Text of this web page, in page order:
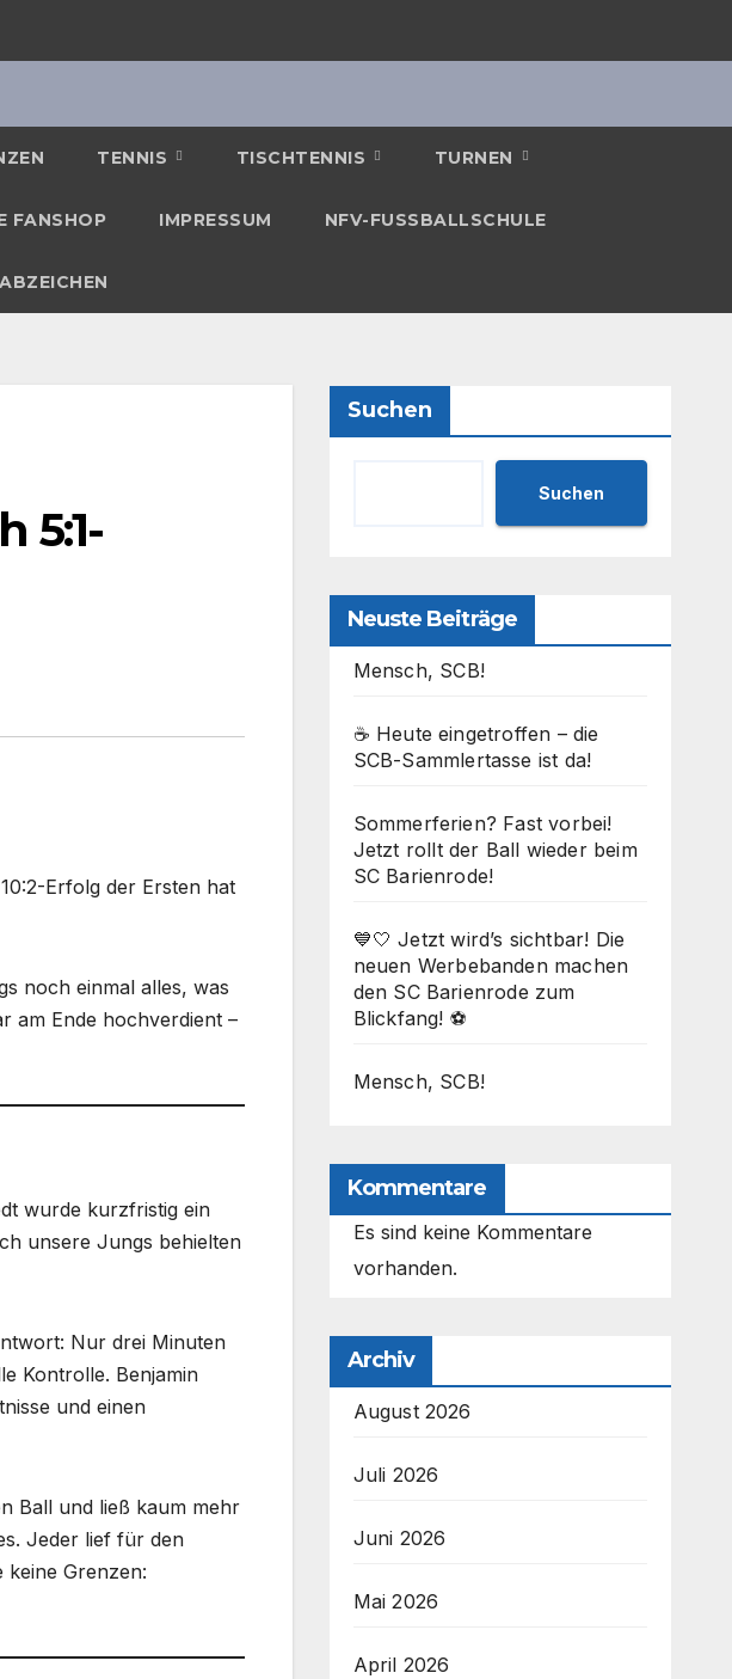
TENNIS TISCHTENNIS TURNEN
FANSHOP IMPRESSUM NFV-FUSSBALLSCHULE
5:1-
Erfolg der Ersten hat
noch einmal alles, was
am Ende hochverdient –
wurde kurzfristig ein
unsere Jungs behielten
Nur drei Minuten
Kontrolle. Benjamin
und einen
Ball und ließ kaum mehr
Jeder lief für den
keine Grenzen:
Suchen
Suchen
Neuste Beiträge
Mensch, SCB!
☕ Heute eingetroffen – die
SCB-Sammlertasse ist da!
Sommerferien? Fast vorbei!
Jetzt rollt der Ball wieder beim
SC Barienrode!
💙🤍 Jetzt wird’s sichtbar! Die
neuen Werbebanden machen
den SC Barienrode zum
Blickfang! ⚽
Mensch, SCB!
Kommentare
Es sind keine Kommentare
vorhanden.
Archiv
August 2026
Juli 2026
Juni 2026
Mai 2026
April 2026